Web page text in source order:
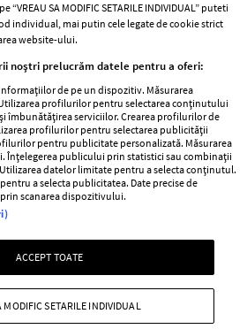
femei
Viva
Avantaje
Retete practice
Decizia ONJN nr. 821/25.09.2025.
sunt interzise minorilor.
2026 Ringier Romania SRL
SA MODIFIC SETARILE INDIVIDUAL” puteti
individual, mai putin cele legate de cookie strict
website-ului.
noștri prelucrăm datele pentru a oferi:
de pe un dispozitiv. Măsurarea
profilurilor pentru selectarea conținutului
îmbunătățirea serviciilor. Crearea profilurilor de
profilurilor pentru selectarea publicității
pentru publicitate personalizată. Măsurarea
publicului prin statistici sau combinații
datelor limitate pentru a selecta conținutul.
a selecta publicitatea. Date precise de
scanarea dispozitivului.
ACCEPT TOATE
MODIFIC SETARILE INDIVIDUAL